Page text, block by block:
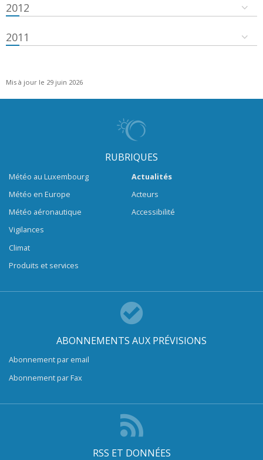
2012
2011
Mis à jour le 29 juin 2026
RUBRIQUES
Météo au Luxembourg
Météo en Europe
Météo aéronautique
Vigilances
Climat
Produits et services
Actualités
Acteurs
Accessibilité
ABONNEMENTS AUX PRÉVISIONS
Abonnement par email
Abonnement par Fax
RSS ET DONNÉES